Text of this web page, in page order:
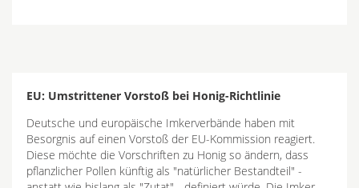
EU: Umstrittener Vorstoß bei Honig-Richtlinie
Deutsche und europäische Imkerverbände haben mit
Besorgnis auf einen Vorstoß der EU-Kommission reagiert.
Diese möchte die Vorschriften zu Honig so ändern, dass
pflanzlicher Pollen künftig als "natürlicher Bestandteil" -